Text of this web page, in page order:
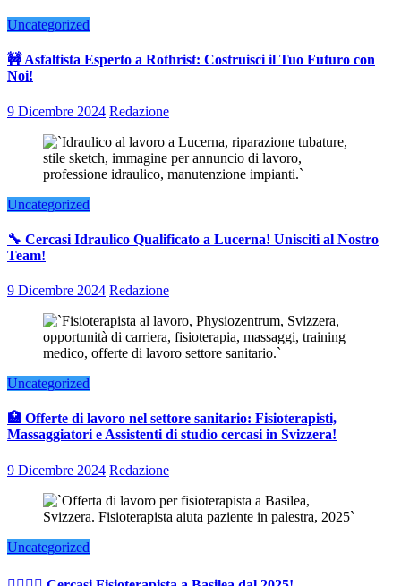
Uncategorized
🚧 Asfaltista Esperto a Rothrist: Costruisci il Tuo Futuro con
Noi!
9 Dicembre 2024 Redazione
Uncategorized
🔧 Cercasi Idraulico Qualificato a Lucerna! Unisciti al Nostro
Team!
9 Dicembre 2024 Redazione
Uncategorized
🏥 Offerte di lavoro nel settore sanitario: Fisioterapisti,
Massaggiatori e Assistenti di studio cercasi in Svizzera!
9 Dicembre 2024 Redazione
Uncategorized